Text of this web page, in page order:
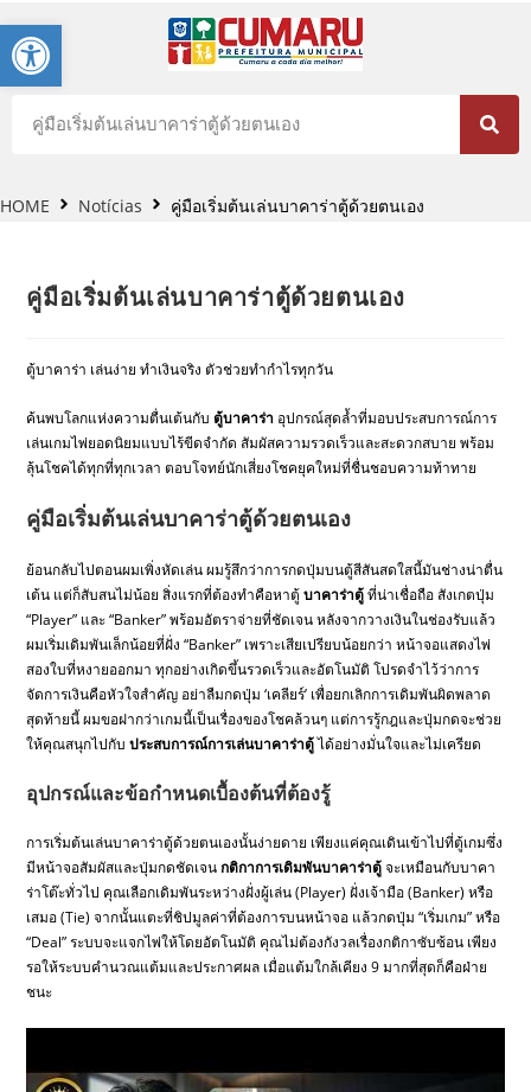
Barra de Ferramentas Aberta
HOME Notícias คู่มือเริ่มต้นเล่นบาคาร่าตู้ด้วยตนเอง
คู่มือเริ่มต้นเล่นบาคาร่าตู้ด้วยตนเอง
ตู้บาคาร่า เล่นง่าย ทำเงินจริง ตัวช่วยทำกำไรทุกวัน
ค้นพบโลกแห่งความตื่นเต้นกับตู้บาคาร่า อุปกรณ์สุดล้ำที่มอบประสบการณ์การ
เล่นเกมไพ่ยอดนิยมแบบไร้ขีดจำกัด สัมผัสความรวดเร็วและสะดวกสบาย พร้อม
ลุ้นโชคได้ทุกที่ทุกเวลา ตอบโจทย์นักเสี่ยงโชคยุคใหม่ที่ชื่นชอบความท้าทาย
คู่มือเริ่มต้นเล่นบาคาร่าตู้ด้วยตนเอง
ย้อนกลับไปตอนผมเพิ่งหัดเล่น ผมรู้สึกว่าการกดปุ่มบนตู้สีสันสดใสนี้มันช่างน่าตื่น
เต้น แต่ก็สับสนไม่น้อย สิ่งแรกที่ต้องทำคือหาตู้บาคาร่าตู้ที่น่าเชื่อถือ สังเกตปุ่ม
“Player” และ “Banker” พร้อมอัตราจ่ายที่ชัดเจน หลังจากวางเงินในช่องรับแล้ว
ผมเริ่มเดิมพันเล็กน้อยที่ฝั่ง “Banker” เพราะเสียเปรียบน้อยกว่า หน้าจอแสดงไพ่
สองใบที่หงายออกมา ทุกอย่างเกิดขึ้นรวดเร็วและอัตโนมัติ โปรดจำไว้ว่าการ
จัดการเงินคือหัวใจสำคัญ อย่าลืมกดปุ่ม ‘เคลียร์’ เพื่อยกเลิกการเดิมพันผิดพลาด
สุดท้ายนี้ ผมขอฝากว่าเกมนี้เป็นเรื่องของโชคล้วนๆ แต่การรู้กฎและปุ่มกดจะช่วย
ให้คุณสนุกไปกับประสบการณ์การเล่นบาคาร่าตู้ได้อย่างมั่นใจและไม่เครียด
อุปกรณ์และข้อกำหนดเบื้องต้นที่ต้องรู้
การเริ่มต้นเล่นบาคาร่าตู้ด้วยตนเองนั้นง่ายดาย เพียงแค่คุณเดินเข้าไปที่ตู้เกมซึ่ง
มีหน้าจอสัมผัสและปุ่มกดชัดเจนกติกาการเดิมพันบาคาร่าตู้จะเหมือนกับบาคา
ร่าโต๊ะทั่วไป คุณเลือกเดิมพันระหว่างฝั่งผู้เล่น (Player) ฝั่งเจ้ามือ (Banker) หรือ
เสมอ (Tie) จากนั้นแตะที่ชิปมูลค่าที่ต้องการบนหน้าจอ แล้วกดปุ่ม “เริ่มเกม” หรือ
“Deal” ระบบจะแจกไพ่ให้โดยอัตโนมัติ คุณไม่ต้องกังวลเรื่องกติกาซับซ้อน เพียง
รอให้ระบบคำนวณแต้มและประกาศผล เมื่อแต้มใกล้เคียง 9 มากที่สุดก็คือฝ่าย
ชนะ